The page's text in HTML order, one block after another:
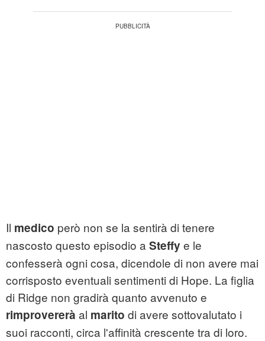
Il medico però non se la sentirà di tenere
nascosto questo episodio a Steffy e le
confesserà ogni cosa, dicendole di non avere mai
corrisposto eventuali sentimenti di Hope. La figlia
di Ridge non gradirà quanto avvenuto e
rimprovererà al marito di avere sottovalutato i
suoi racconti, circa l'affinità crescente tra di loro.